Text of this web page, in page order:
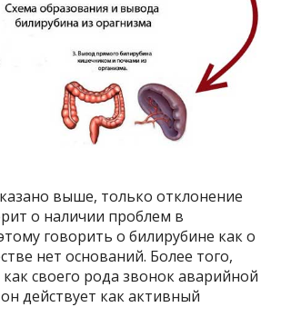
выше, только отклонение
о наличии проблем в
говорить о билирубине как о
нет оснований. Более того,
как своего рода звонок аварийной
действует как активный